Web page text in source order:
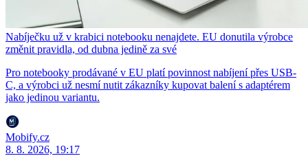
Nabíječku už v krabici notebooku nenajdete. EU donutila výrobce
změnit pravidla, od dubna jedině za své
Pro notebooky prodávané v EU platí povinnost nabíjení přes USB-
C, a výrobci už nesmí nutit zákazníky kupovat balení s adaptérem
jako jedinou variantu.
Mobify.cz
8. 8. 2026, 19:17